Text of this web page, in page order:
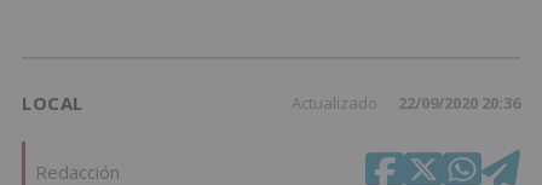
LOCAL Actualizado 22/09/2020 20:36
Redacción